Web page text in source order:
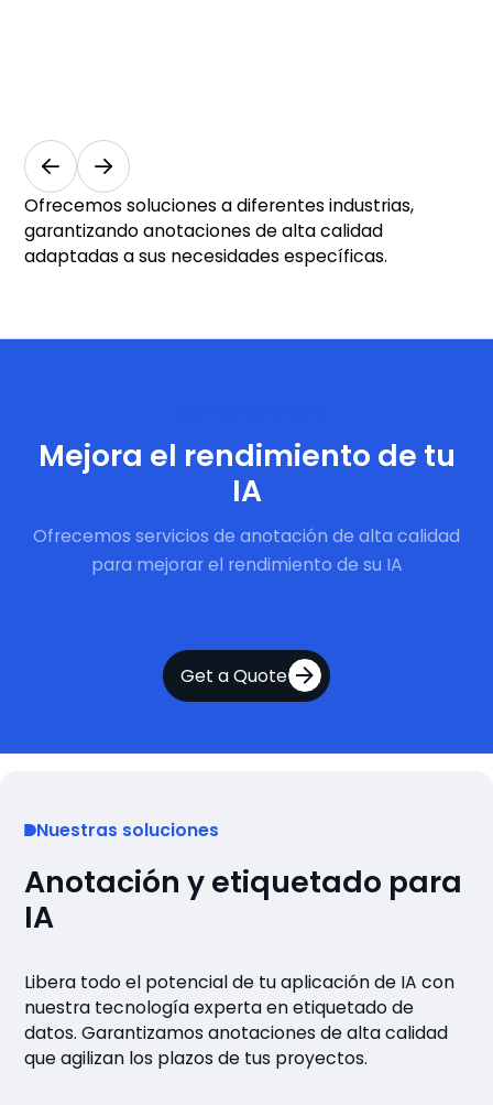
Medicina
y salud
Ofrecemos soluciones a diferentes industrias,
garantizando anotaciones de alta calidad
adaptadas a sus necesidades específicas.
Mejora el rendimiento de tu
IA
Ofrecemos servicios de anotación de alta calidad
para mejorar el rendimiento de su IA
Get a Quote
Nuestras soluciones
Anotación y etiquetado para
IA
Libera todo el potencial de tu aplicación de IA con
nuestra tecnología experta en etiquetado de
datos. Garantizamos anotaciones de alta calidad
que agilizan los plazos de tus proyectos.